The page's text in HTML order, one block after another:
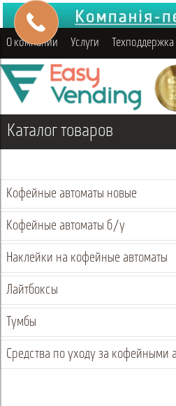
О компании Услуги Техподдержка
Каталог товаров
Кофейные автоматы новые
Кофейные автоматы б/у
Наклейки на кофейные автоматы
Лайтбоксы
Тумбы